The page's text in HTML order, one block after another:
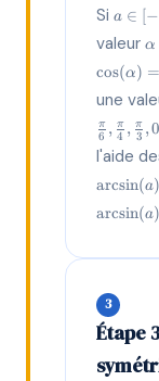
Si a
[-1;
1]
a ∈ [−
valeur α
cos(α) =
une
6
π , 4
π , 3
π ,0
l'aide
arcsin(a)
arcsin(a)
3
Étape